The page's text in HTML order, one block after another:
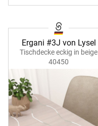
Ergani #3J von Lysel
Tischdecke eckig in beige
40450